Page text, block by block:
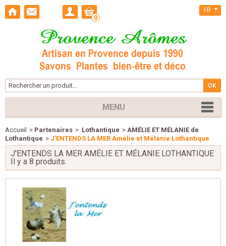
0
FR
MENU
Accueil > Partenaires > Lothantique > AMÉLIE ET MÉLANIE de
Lothantique > J'ENTENDS LA MER Amélie et Mélanie Lothantique
J'ENTENDS LA MER AMÉLIE ET MÉLANIE LOTHANTIQUE
Il y a 8 produits.